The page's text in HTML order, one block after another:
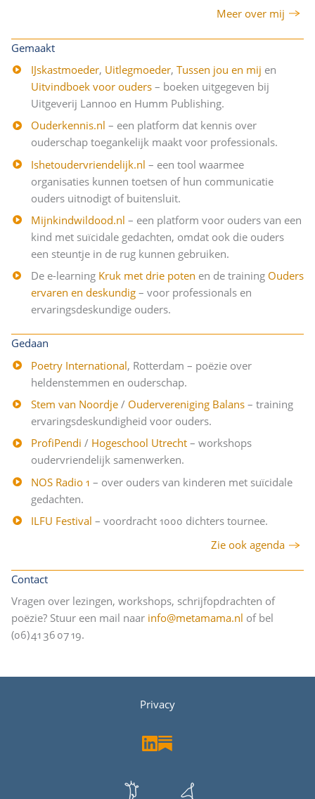
Meer over mij
Gemaakt
IJskastmoeder, Uitlegmoeder, Tussen jou en mij en
Uitvindboek voor ouders– boeken uitgegeven bij
Uitgeverij Lannoo en Humm Publishing.
Ouderkennis.nl – een platform dat kennis over
ouderschap toegankelijk maakt voor professionals.
Ishetoudervriendelijk.nl – een tool waarmee
organisaties kunnen toetsen of hun communicatie
ouders uitnodigt of buitensluit.
Mijnkindwildood.nl – een platform voor ouders van een
kind met suïcidale gedachten, omdat ook die ouders
een steuntje in de rug kunnen gebruiken.
De e-learning Kruk met drie poten en de training Ouders
ervaren en deskundig– voor professionals en
ervaringsdeskundige ouders.
Gedaan
Poetry International, Rotterdam – poëzie over
heldenstemmen en ouderschap.
Stem van Noordje/ Oudervereniging Balans– training
ervaringsdeskundigheid voor ouders.
ProfiPendi / Hogeschool Utrecht– workshops
oudervriendelijk samenwerken.
NOS Radio 1 – over ouders van kinderen met suïcidale
gedachten.
ILFU Festival – voordracht 1000 dichters tournee.
Zie ook agenda
Contact
Vragen over lezingen, workshops, schrijfopdrachten of
poëzie? Stuur een mail naar info@metamama.nl of bel
(06) 41 36 07 19.
Privacy